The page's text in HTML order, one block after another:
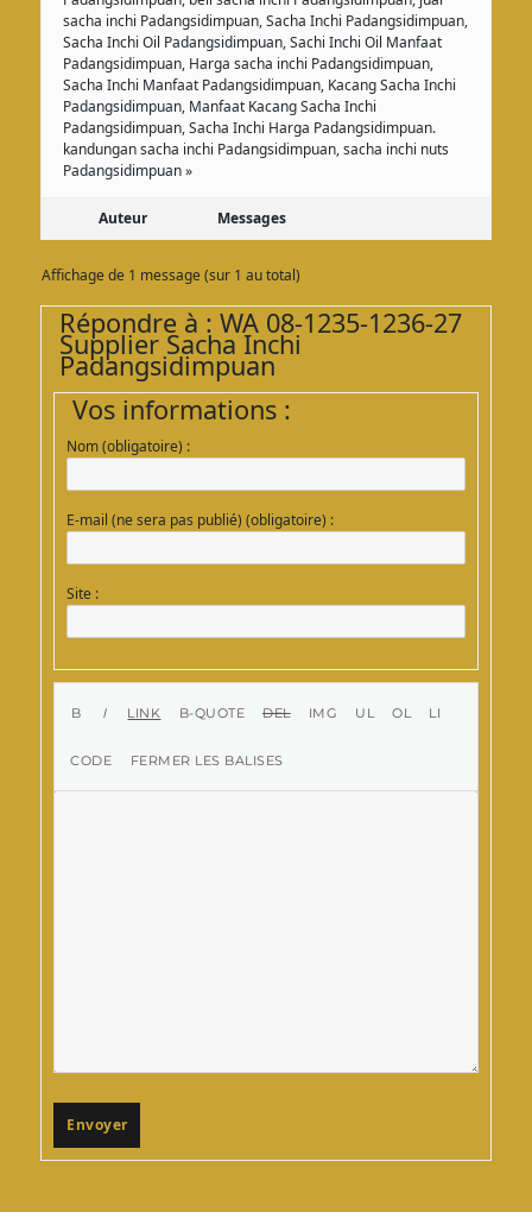
sacha inchi Padangsidimpuan, Sacha Inchi Padangsidimpuan,
Sacha Inchi Oil Padangsidimpuan, Sachi Inchi Oil Manfaat
Padangsidimpuan, Harga sacha inchi Padangsidimpuan,
Sacha Inchi Manfaat Padangsidimpuan, Kacang Sacha Inchi
Padangsidimpuan, Manfaat Kacang Sacha Inchi
Padangsidimpuan, Sacha Inchi Harga Padangsidimpuan.
kandungan sacha inchi Padangsidimpuan, sacha inchi nuts
Padangsidimpuan »
Auteur Messages
Affichage de 1 message (sur 1 au total)
Répondre à : WA 08-1235-1236-27
Supplier Sacha Inchi
Padangsidimpuan
Vos informations :
Nom (obligatoire) :
E-mail (ne sera pas publié) (obligatoire) :
Site :
Envoyer